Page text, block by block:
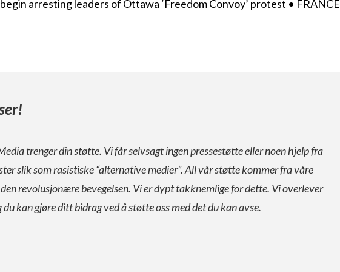
arresting leaders of Ottawa ‘Freedom Convoy’ protest • FRANCE
trenger din støtte. Vi får selvsagt ingen pressestøtte eller noen hjelp fra
slik som rasistiske “alternative medier”. All vår støtte kommer fra våre
den revolusjonære bevegelsen. Vi er dypt takknemlige for dette. Vi overlever
du kan gjøre ditt bidrag ved å støtte oss med det du kan avse.